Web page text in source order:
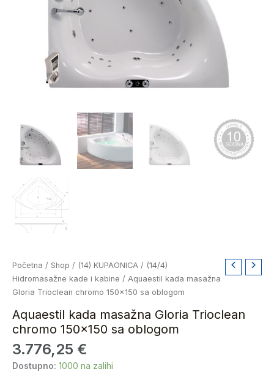
Početna / Shop / (14) KUPAONICA / (14/4)
Hidromasažne kade i kabine / Aquaestil kada masažna
Gloria Trioclean chromo 150×150 sa oblogom
Aquaestil kada masažna Gloria Trioclean
chromo 150×150 sa oblogom
3.776,25 €
Dostupno: 1000 na zalihi
Aquaestil
kada
masažna
Trioclean
chromo
150x150
oblogom